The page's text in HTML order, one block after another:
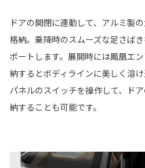
ドアの開閉に連動して、アルミ製
格納。乗降時のスムーズな足さば
ポートします。展開時には鳳凰エ
納するとボディラインに美しく溶
パネルのスイッチを操作して、ド
納することも可能です。